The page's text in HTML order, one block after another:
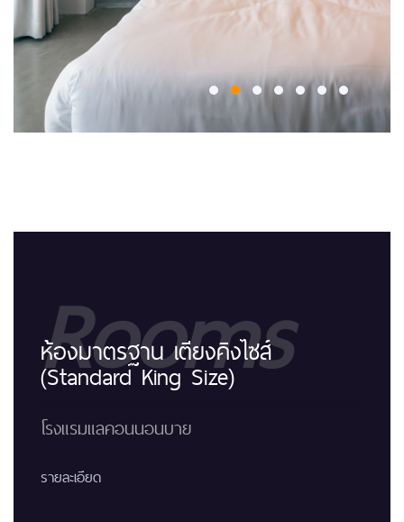
Rooms
ห้องมาตรฐาน เตียงคิงไซส์
(Standard King Size)
โรงแรมแลคอนนอนบาย
รายละเอียด